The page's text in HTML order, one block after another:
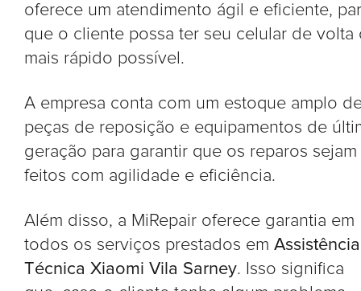
oferece um atendimento ágil e eficiente,
que o cliente possa ter seu celular de volta
mais rápido possível.
A empresa conta com um estoque amplo
peças de reposição e equipamentos de
geração para garantir que os reparos sejam
feitos com agilidade e eficiência.
Além disso, a MiRepair oferece garantia em
todos os serviços prestados em Assistência
Técnica Xiaomi Vila Sarney. Isso significa